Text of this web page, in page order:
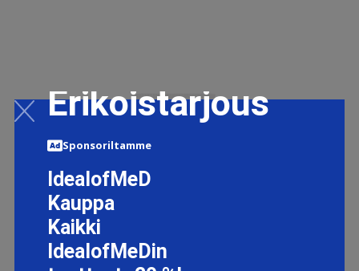
Erikoistarjous
Sponsoriltamme
IdealofMeD
Kauppa
Kaikki
IdealofMeDin